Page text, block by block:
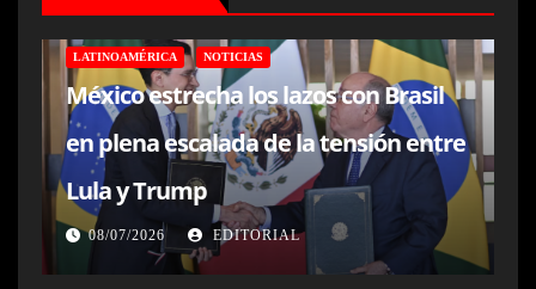
LATINOAMÉRICA NOTICIAS
México estrecha los lazos con Brasil
en plena escalada de la tensión entre
Lula y Trump
08/07/2026 EDITORIAL